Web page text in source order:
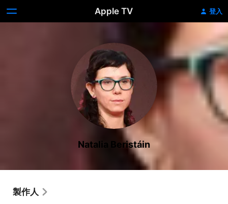
Apple TV 登入
Natalia Beristáin
製作人